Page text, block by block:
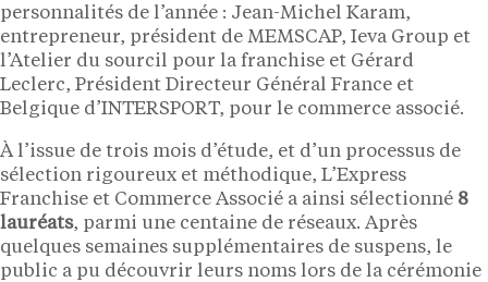
personnalités de l’année : Jean-Michel Karam,
entrepreneur, président de MEMSCAP, Ieva Group et
l’Atelier du sourcil pour la franchise et Gérard
Leclerc, Président Directeur Général France et
Belgique d’INTERSPORT, pour le commerce associé.
À l’issue de trois mois d’étude, et d’un processus de
sélection rigoureux et méthodique, L’Express
Franchise et Commerce Associé a ainsi sélectionné 8
lauréats, parmi une centaine de réseaux. Après
quelques semaines supplémentaires de suspens, le
public a pu découvrir leurs noms lors de la cérémonie